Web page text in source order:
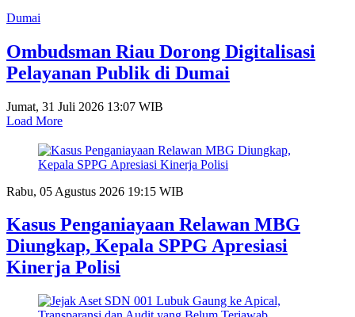
Dumai
Ombudsman Riau Dorong Digitalisasi
Pelayanan Publik di Dumai
Jumat, 31 Juli 2026 13:07 WIB
Load More
Rabu, 05 Agustus 2026 19:15 WIB
Kasus Penganiayaan Relawan MBG
Diungkap, Kepala SPPG Apresiasi
Kinerja Polisi